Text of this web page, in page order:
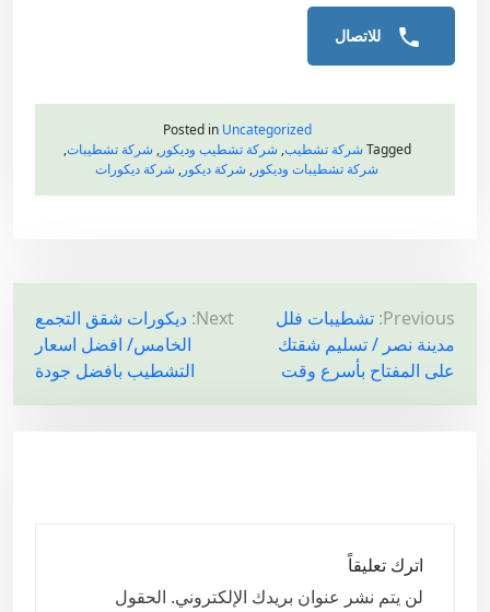
للاتصال
Posted in Uncategorized
Tagged شركة تشطيب, شركة تشطيب وديكور, شركة تشطيبات,
شركة تشطيبات وديكور, شركة ديكور, شركة ديكورات
ت
ص
فّ
ح
Previous: تشطيبات فلل
مدينة نصر / تسليم شقتك
على المفتاح بأسرع وقت
Next: ديكورات شقق التجمع
الخامس/ افضل اسعار
التشطيب بافضل جودة
اترك تعليقاً
لن يتم نشر عنوان بريدك الإلكتروني. الحقول